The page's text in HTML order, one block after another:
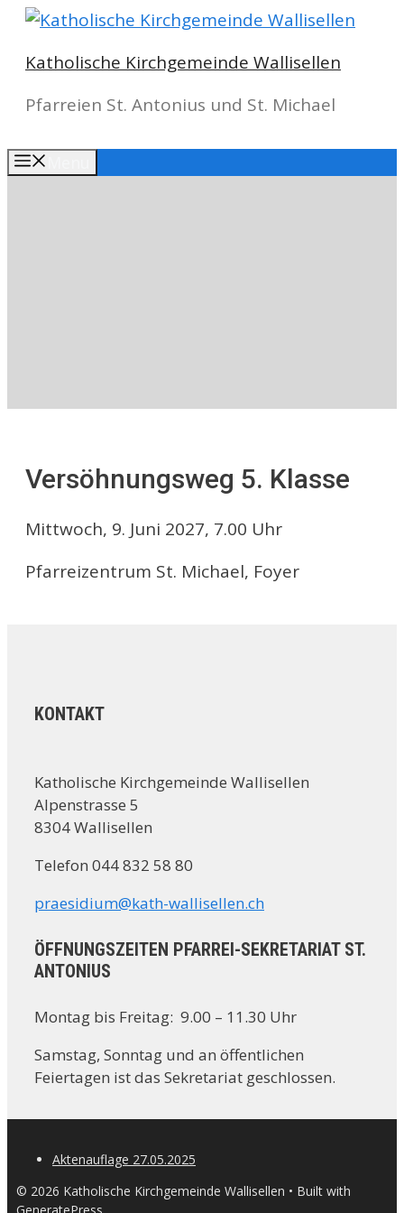
Springe
Inhalt
Katholische Kirchgemeinde Wallisellen
Pfarreien St. Antonius und St. Michael
Versöhnungsweg 5. Klasse
Mittwoch, 9. Juni 2027, 7.00 Uhr
Pfarreizentrum St. Michael, Foyer
KONTAKT
Katholische Kirchgemeinde Wallisellen
Alpenstrasse 5
8304 Wallisellen
Telefon 044 832 58 80
praesidium@kath-wallisellen.ch
ÖFFNUNGSZEITEN PFARREI-SEKRETARIAT ST.
ANTONIUS
Montag bis Freitag: 9.00 – 11.30 Uhr
Samstag, Sonntag und an öffentlichen
Feiertagen ist das Sekretariat geschlossen.
Aktenauflage 27.05.2025
© 2026 Katholische Kirchgemeinde Wallisellen • Built with